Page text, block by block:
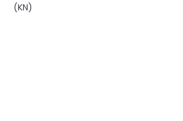
(KN)